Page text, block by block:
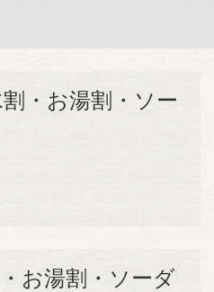
・お湯割・ソー
お湯割・ソーダ
しま
drinks
コピー